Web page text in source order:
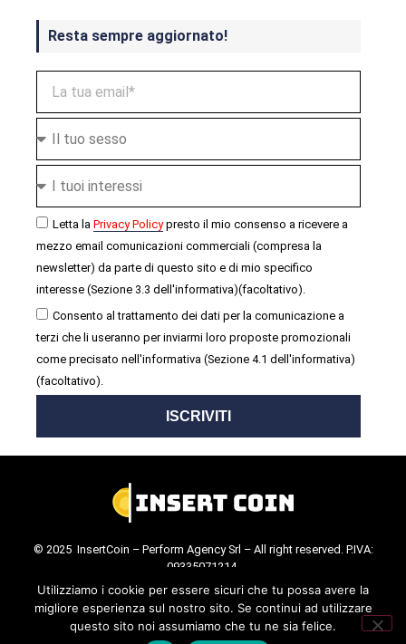
Resta sempre aggiornato!
Letta la Privacy Policypresto il mio consenso a ricevere a
mezzo email comunicazioni commerciali (compresa la
newsletter) da parte di questo sito e di mio specifico
interesse (Sezione 3.3 dell'informativa)(facoltativo).
Consento al trattamento dei dati per la comunicazione a
terzi che li useranno per inviarmi loro proposte promozionali
come precisato nell'informativa (Sezione 4.1 dell'informativa)
(facoltativo).
ISCRIVITI
© 2025 InsertCoin – Perform Agency Srl – All right reserved. P.IVA:
09335071214.
Cookie Policy . Privacy Policy.
Utilizziamo i cookie per essere sicuri che tu possa avere la
migliore esperienza sul nostro sito. Se continui ad utilizzare
questo sito noi assumiamo che tu ne sia felice.